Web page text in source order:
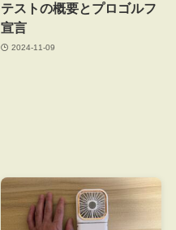
テストの概要とプロゴルフ
宣言
2024-11-09